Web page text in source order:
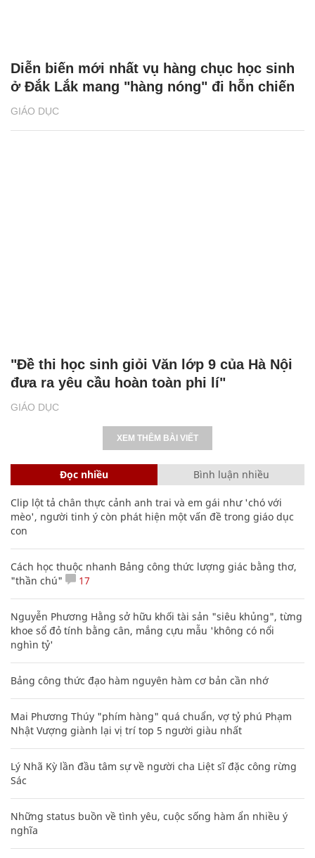
GIÁO DỤC
Diễn biến mới nhất vụ hàng chục học sinh
ở Đắk Lắk mang "hàng nóng" đi hỗn chiến
GIÁO DỤC
"Đề thi học sinh giỏi Văn lớp 9 của Hà Nội
đưa ra yêu cầu hoàn toàn phi lí"
XEM THÊM BÀI VIẾT
Đọc nhiều Bình luận nhiều
Clip lột tả chân thực cảnh anh trai và em gái như 'chó với
mèo', người tinh ý còn phát hiện một vấn đề trong giáo dục
con
Cách học thuộc nhanh Bảng công thức lượng giác bằng thơ,
"thần chú"
17
Nguyễn Phương Hằng sở hữu khối tài sản "siêu khủng", từng
khoe sổ đỏ tính bằng cân, mắng cựu mẫu 'không có nổi
nghìn tỷ'
Bảng công thức đạo hàm nguyên hàm cơ bản cần nhớ
Mai Phương Thúy "phím hàng" quá chuẩn, vợ tỷ phú Phạm
Nhật Vượng giành lại vị trí top 5 người giàu nhất
Lý Nhã Kỳ lần đầu tâm sự về người cha Liệt sĩ đặc công rừng
Sác
Những status buồn về tình yêu, cuộc sống hàm ẩn nhiều ý
nghĩa